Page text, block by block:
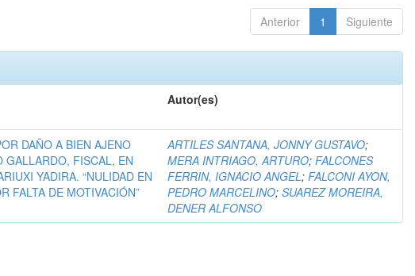
Anterior 1 Siguiente
Autor(es)
DAÑO A BIEN AJENO
GALLARDO, FISCAL, EN
YADIRA. “NULIDAD EN
FALTA DE MOTIVACIÓN”
ARTILES SANTANA, JONNY GUSTAVO;
MERA INTRIAGO, ARTURO;FALCONES
FERRIN, IGNACIO ANGEL;FALCONI AYON,
PEDRO MARCELINO;SUAREZ MOREIRA,
DENER ALFONSO